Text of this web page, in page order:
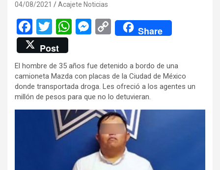
04/08/2021 Acajete Noticias
F
a
ce
b
o
o
T
wi
tt
er
W
at
s
A
p
p
M
se
n
g
er
C
o
py
Li
n
k
Share
Post
El hombre de 35 años fue detenido a bordo de una
camioneta Mazda con placas de la Ciudad de México
donde transportada droga. Les ofreció a los agentes un
millón de pesos para que no lo detuvieran.